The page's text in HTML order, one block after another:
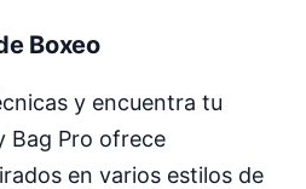
Boxeo
y encuentra tu
Bag Pro ofrece
en varios estilos de